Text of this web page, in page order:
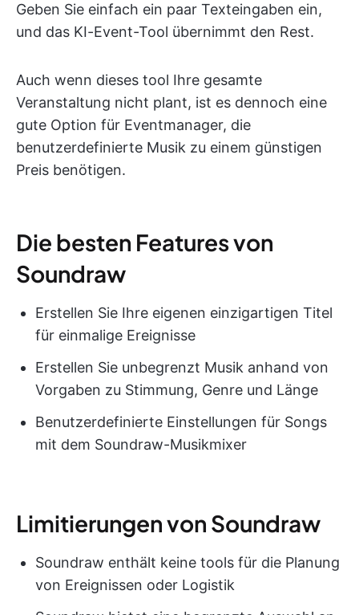
Geben Sie einfach ein paar Texteingaben ein,
und das KI-Event-Tool übernimmt den Rest.
Auch wenn dieses tool Ihre gesamte
Veranstaltung nicht plant, ist es dennoch eine
gute Option für Eventmanager, die
benutzerdefinierte Musik zu einem günstigen
Preis benötigen.
Die besten Features von
Soundraw
Erstellen Sie Ihre eigenen einzigartigen Titel
für einmalige Ereignisse
Erstellen Sie unbegrenzt Musik anhand von
Vorgaben zu Stimmung, Genre und Länge
Benutzerdefinierte Einstellungen für Songs
mit dem Soundraw-Musikmixer
Limitierungen von Soundraw
Soundraw enthält keine tools für die Planung
von Ereignissen oder Logistik